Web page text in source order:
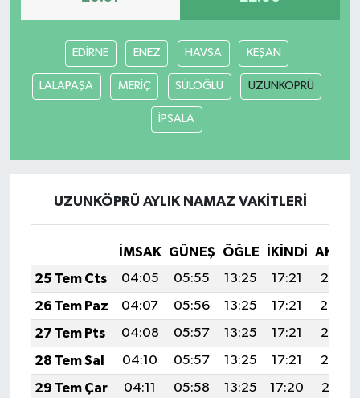
EDİRNE ENEZ HAVSA KEŞAN
LALAPAŞA MERİÇ SÜLOĞLU UZUNKÖPRÜ
İPSALA
UZUNKÖPRÜ AYLIK NAMAZ VAKITLERI
İMSAK GÜNEŞ ÖĞLE İKINDI
25 Tem Cts
04:05 05:55 13:25 17:21
20:45
26 Tem Paz
04:07 05:56 13:25 17:21
20:44
27 Tem Pts
04:08 05:57 13:25 17:21
20:43
28 Tem Sal
04:10 05:57 13:25 17:21
20:42
29 Tem Çar
04:11 05:58 13:25 17:20
20:41
Bitlis Müftülüğü
Bolu Müftülüğü
Burdur Müftülüğü
Bursa Müftülüğü
Çanakkale Müftülüğü
Çankırı Müftülüğü
Çorum Müftülüğü
Diyarbakır Müftülüğü
Sağlık
Makaleler
Duyurular
Podcast
Bilim, Teknoloji
Biyografiler
İhtida Haberleri